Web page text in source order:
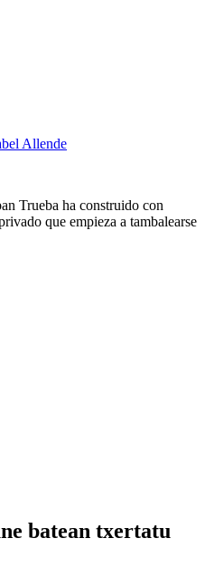
Allende
Trueba ha construido con
que empieza a tambalearse
batean txertatu